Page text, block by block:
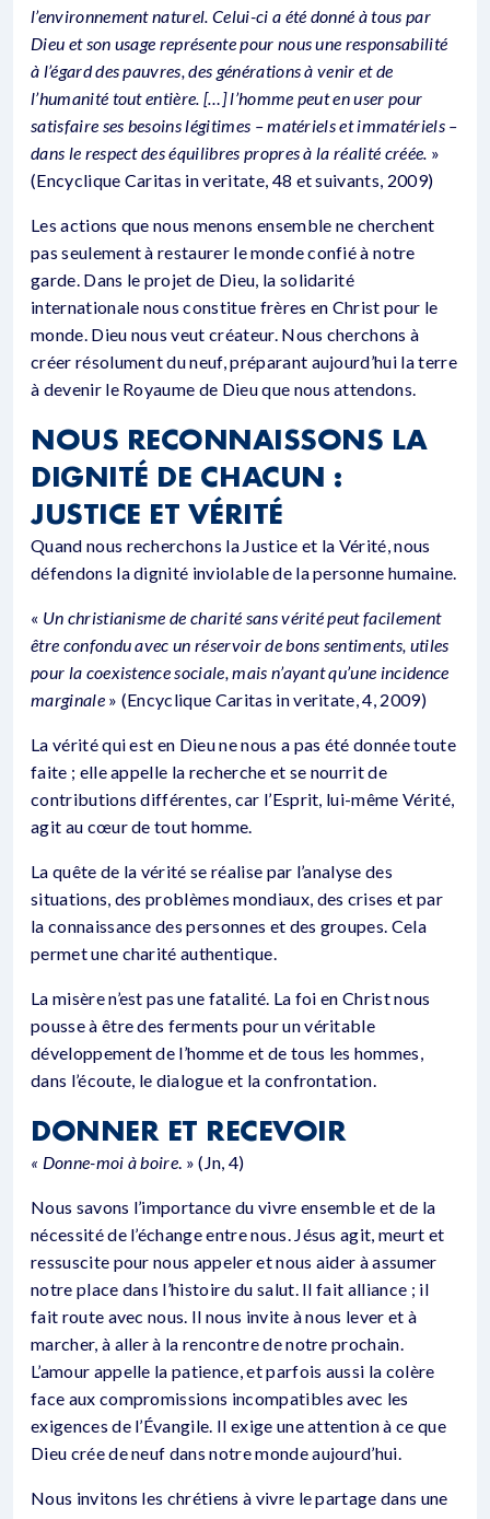
l’environnement naturel. Celui-ci a été donné à tous par
Dieu et son usage représente pour nous une responsabilité
à l’égard des pauvres, des générations à venir et de
l’humanité tout entière. […] l’homme peut en user pour
satisfaire ses besoins légitimes – matériels et immatériels –
dans le respect des équilibres propres à la réalité créée. »
(Encyclique Caritas in veritate, 48 et suivants, 2009)
Les actions que nous menons ensemble ne cherchent
pas seulement à restaurer le monde confié à notre
garde. Dans le projet de Dieu, la solidarité
internationale nous constitue frères en Christ pour le
monde. Dieu nous veut créateur. Nous cherchons à
créer résolument du neuf, préparant aujourd’hui la terre
à devenir le Royaume de Dieu que nous attendons.
NOUS RECONNAISSONS LA
DIGNITÉ DE CHACUN :
JUSTICE ET VÉRITÉ
Quand nous recherchons la Justice et la Vérité, nous
défendons la dignité inviolable de la personne humaine.
« Un christianisme de charité sans vérité peut facilement
être confondu avec un réservoir de bons sentiments, utiles
pour la coexistence sociale, mais n’ayant qu’une incidence
marginale » (Encyclique Caritas in veritate, 4, 2009)
La vérité qui est en Dieu ne nous a pas été donnée toute
faite ; elle appelle la recherche et se nourrit de
contributions différentes, car l’Esprit, lui-même Vérité,
agit au cœur de tout homme.
La quête de la vérité se réalise par l’analyse des
situations, des problèmes mondiaux, des crises et par
la connaissance des personnes et des groupes. Cela
permet une charité authentique.
La misère n’est pas une fatalité. La foi en Christ nous
pousse à être des ferments pour un véritable
développement de l’homme et de tous les hommes,
dans l’écoute, le dialogue et la confrontation.
DONNER ET RECEVOIR
« Donne-moi à boire. » (Jn, 4)
Nous savons l’importance du vivre ensemble et de la
nécessité de l’échange entre nous. Jésus agit, meurt et
ressuscite pour nous appeler et nous aider à assumer
notre place dans l’histoire du salut. Il fait alliance ; il
fait route avec nous. Il nous invite à nous lever et à
marcher, à aller à la rencontre de notre prochain.
L’amour appelle la patience, et parfois aussi la colère
face aux compromissions incompatibles avec les
exigences de l’Évangile. Il exige une attention à ce que
Dieu crée de neuf dans notre monde aujourd’hui.
Nous invitons les chrétiens à vivre le partage dans une